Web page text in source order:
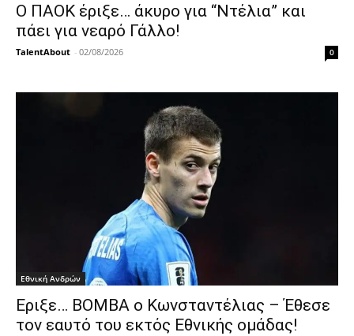
Ο ΠΑΟΚ έριξε… άκυρο για “Ντέλια” και
πάει για νεαρό Γάλλο!
TalentAbout - 02/08/2026 0
Εθνική Ανδρών
Εριξε… ΒΟΜΒΑ ο Κωνσταντέλιας – Έθεσε
τον εαυτό του εκτός Εθνικής ομάδας!